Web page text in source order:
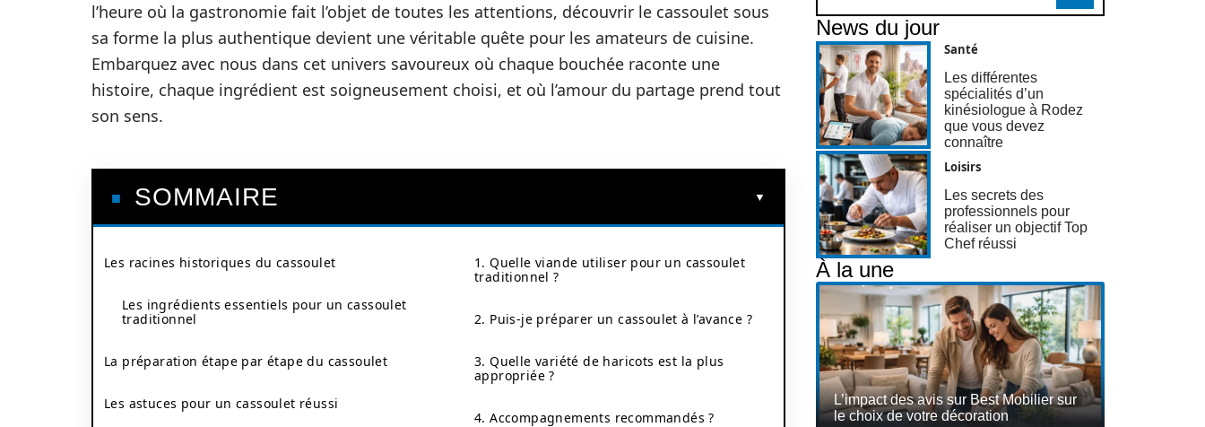
l’heure où la gastronomie fait l’objet de toutes les attentions, découvrir le cassoulet sous
sa forme la plus authentique devient une véritable quête pour les amateurs de cuisine.
Embarquez avec nous dans cet univers savoureux où chaque bouchée raconte une
histoire, chaque ingrédient est soigneusement choisi, et où l’amour du partage prend tout
son sens.
SOMMAIRE
Les racines historiques du cassoulet
Les ingrédients essentiels pour un cassoulet
traditionnel
La préparation étape par étape du cassoulet
Les astuces pour un cassoulet réussi
1. Quelle viande utiliser pour un cassoulet
traditionnel ?
2. Puis-je préparer un cassoulet à l’avance ?
3. Quelle variété de haricots est la plus
appropriée ?
4. Accompagnements recommandés ?
News du jour
Santé
Les différentes
spécialités d’un
kinésiologue à Rodez
que vous devez
connaître
Loisirs
Les secrets des
professionnels pour
réaliser un objectif Top
Chef réussi
À la une
L’impact des avis sur Best Mobilier sur
le choix de votre décoration